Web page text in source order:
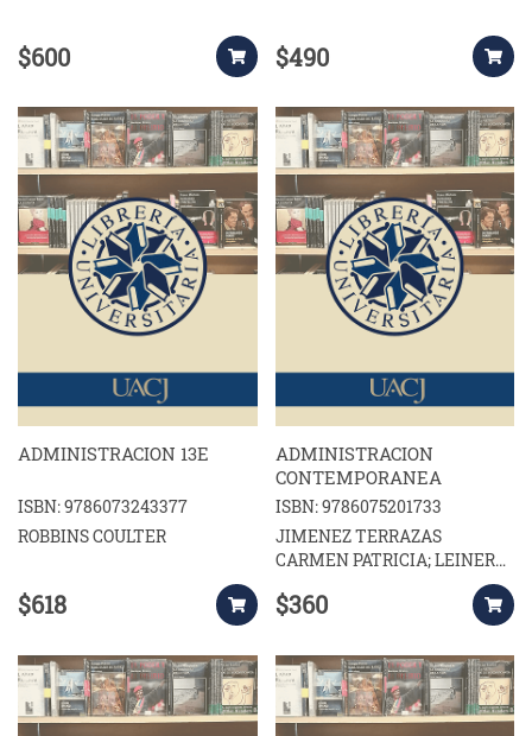
$600 $490
ADMINISTRACION 13E
ISBN: 9786073243377
ROBBINS COULTER
$618
ADMINISTRACION
CONTEMPORANEA
ISBN: 9786075201733
JIMENEZ TERRAZAS
CARMEN PATRICIA; LEINER
TOSCANO MOCTEZUMA J
$360